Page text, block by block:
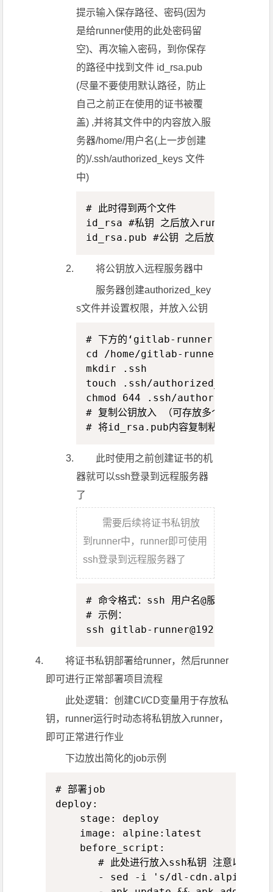
提示输入保存路径、密码(因为
是给runner使用的此处密码留
空)、再次输入密码，到你保存
的路径中找到文件 id_rsa.pub
(尽量不要使用默认路径，防止
自己之前正在使用的证书被覆
盖) ,并将其文件中的内容放入服
务器/home/用户名(上一步创建
的)/.ssh/authorized_keys 文件
中)
# 此时得到两个文件
id_rsa #私钥 之后放入runner中
id_rsa.pub #公钥 之后放入远程服务
将公钥放入远程服务器中
服务器创建authorized_key
s文件并设置权限，并放入公钥
# 下方的‘gitlab-runner’为之前创建
cd /home/gitlab-runner/
mkdir .ssh
touch .ssh/authorized_keys # 创
chmod 644 .ssh/authorized_keys
# 复制公钥放入 （可存放多个公钥一行
# 将id_rsa.pub内容复制粘贴到/
此时使用之前创建证书的机
器就可以ssh登录到远程服务器
了
需要后续将证书私钥放
到runner中，runner即可使用
ssh登录到远程服务器了
# 命令格式：ssh 用户名@服务器地址
# 示例：
ssh gitlab-runner@192.168.1.1
Copy
将证书私钥部署给runner，然后runner
即可进行正常部署项目流程
此处逻辑：创建CI/CD变量用于存放私
钥，runner运行时动态将私钥放入runner，
即可正常进行作业
下边放出简化的job示例
# 部署job
deploy:
    stage: deploy
    image: alpine:latest
    before_script:
# 此处进行放入ssh私钥 注意以下命
- sed -i 's/dl-